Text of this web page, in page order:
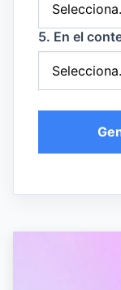
5. En el